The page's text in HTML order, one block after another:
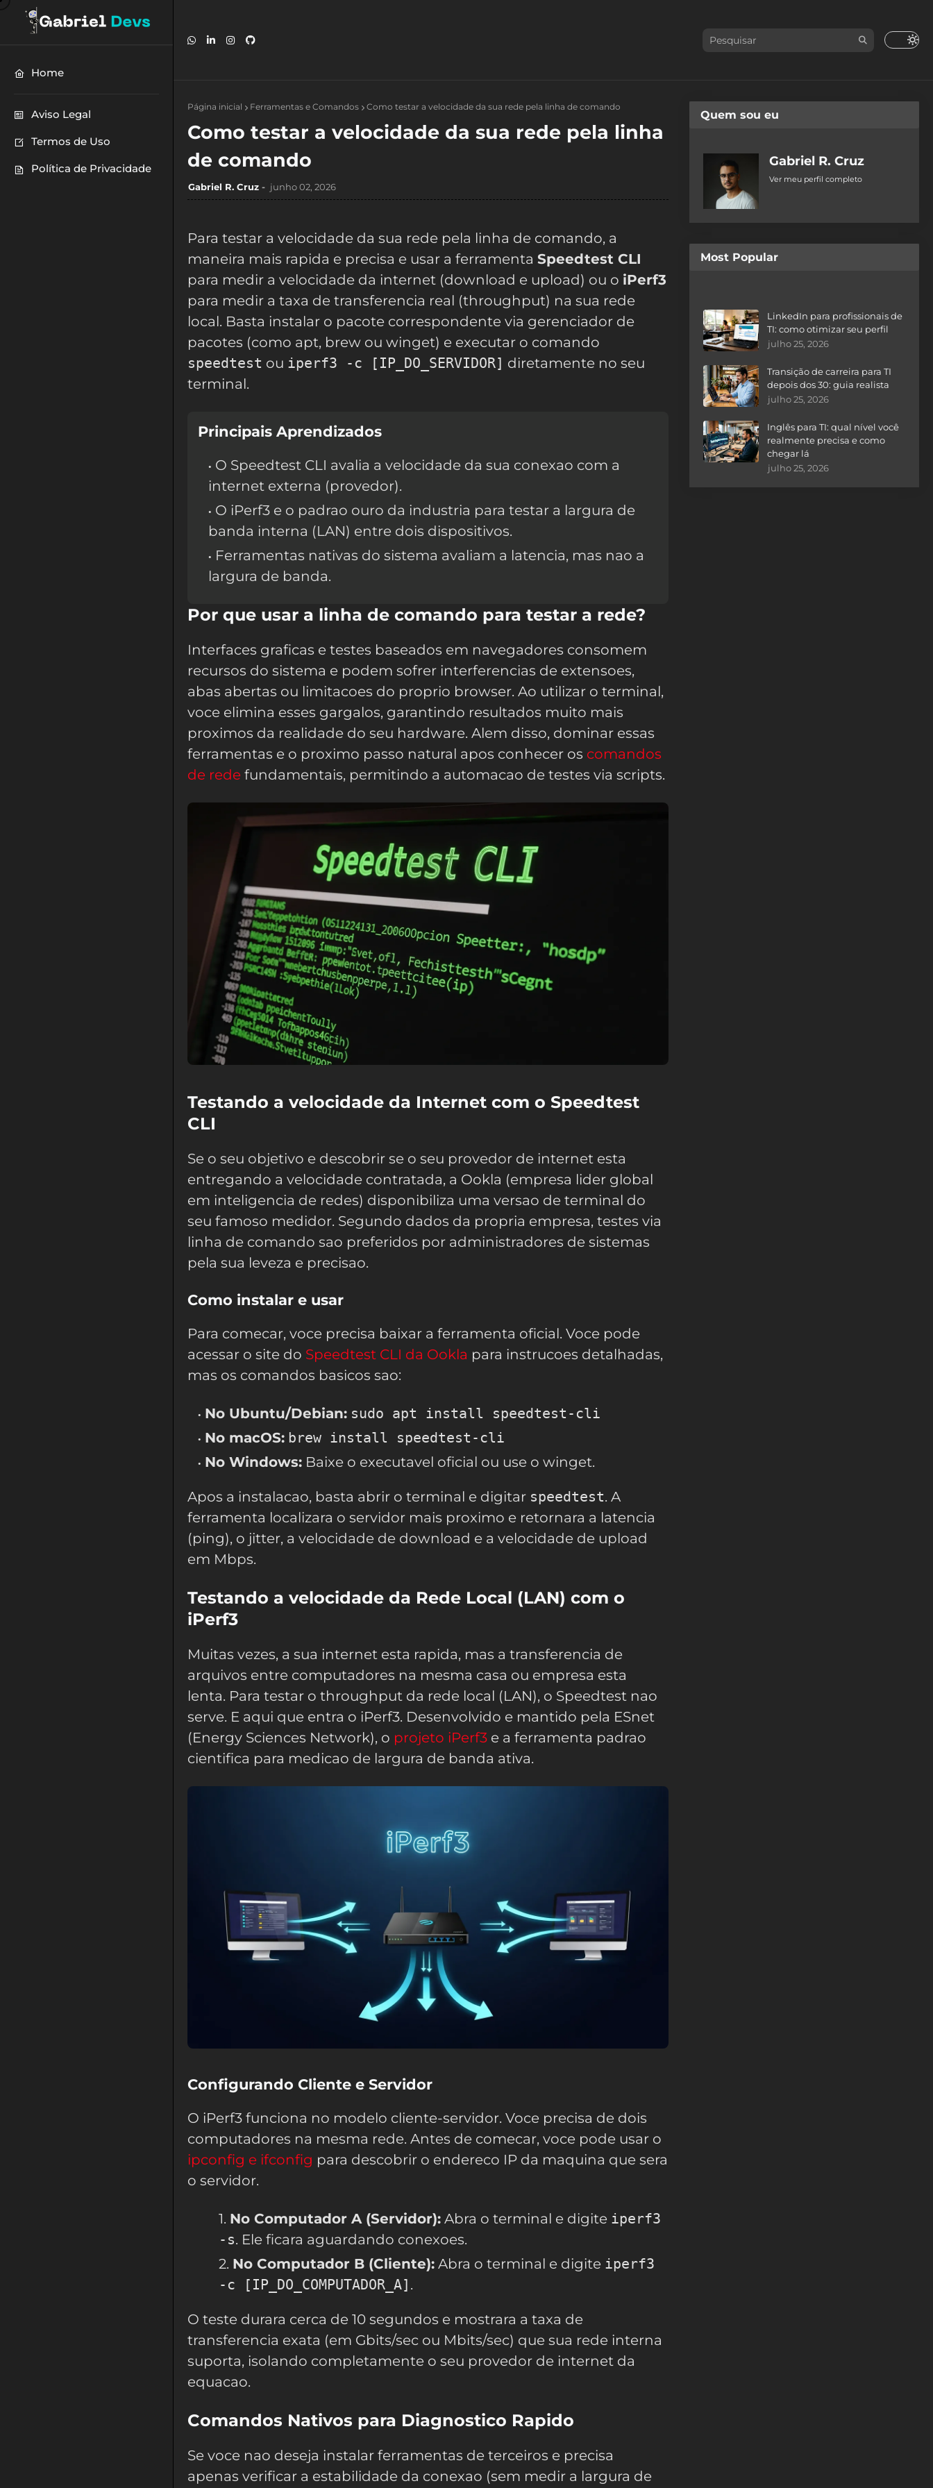
Home
Aviso Legal
Termos de Uso
Política de Privacidade
Página inicial Ferramentas e Comandos Como testar a velocidade da sua rede pela linha de comando
Como testar a velocidade da sua rede pela linha
de comando
Gabriel R. Cruz junho 02, 2026
Para testar a velocidade da sua rede pela linha de comando, a
maneira mais rapida e precisa e usar a ferramenta Speedtest CLI
para medir a velocidade da internet (download e upload) ou o iPerf3
para medir a taxa de transferencia real (throughput) na sua rede
local. Basta instalar o pacote correspondente via gerenciador de
pacotes (como apt, brew ou winget) e executar o comando
speedtest ou iperf3 -c [IP_DO_SERVIDOR] diretamente no seu
terminal.
Principais Aprendizados
O Speedtest CLI avalia a velocidade da sua conexao com a
internet externa (provedor).
O iPerf3 e o padrao ouro da industria para testar a largura de
banda interna (LAN) entre dois dispositivos.
Ferramentas nativas do sistema avaliam a latencia, mas nao a
largura de banda.
Por que usar a linha de comando para testar a rede?
Interfaces graficas e testes baseados em navegadores consomem
recursos do sistema e podem sofrer interferencias de extensoes,
abas abertas ou limitacoes do proprio browser. Ao utilizar o terminal,
voce elimina esses gargalos, garantindo resultados muito mais
proximos da realidade do seu hardware. Alem disso, dominar essas
ferramentas e o proximo passo natural apos conhecer os comandos
de rede fundamentais, permitindo a automacao de testes via scripts.
Testando a velocidade da Internet com o Speedtest
CLI
Se o seu objetivo e descobrir se o seu provedor de internet esta
entregando a velocidade contratada, a Ookla (empresa lider global
em inteligencia de redes) disponibiliza uma versao de terminal do
seu famoso medidor. Segundo dados da propria empresa, testes via
linha de comando sao preferidos por administradores de sistemas
pela sua leveza e precisao.
Como instalar e usar
Para comecar, voce precisa baixar a ferramenta oficial. Voce pode
acessar o site do Speedtest CLI da Ookla para instrucoes detalhadas,
mas os comandos basicos sao:
No Ubuntu/Debian: sudo apt install speedtest-cli
No macOS: brew install speedtest-cli
No Windows: Baixe o executavel oficial ou use o winget.
Apos a instalacao, basta abrir o terminal e digitar speedtest. A
ferramenta localizara o servidor mais proximo e retornara a latencia
(ping), o jitter, a velocidade de download e a velocidade de upload
em Mbps.
Testando a velocidade da Rede Local (LAN) com o
iPerf3
Muitas vezes, a sua internet esta rapida, mas a transferencia de
arquivos entre computadores na mesma casa ou empresa esta
lenta. Para testar o throughput da rede local (LAN), o Speedtest nao
serve. E aqui que entra o iPerf3. Desenvolvido e mantido pela ESnet
(Energy Sciences Network), o projeto iPerf3 e a ferramenta padrao
cientifica para medicao de largura de banda ativa.
Configurando Cliente e Servidor
O iPerf3 funciona no modelo cliente-servidor. Voce precisa de dois
computadores na mesma rede. Antes de comecar, voce pode usar o
ipconfig e ifconfig para descobrir o endereco IP da maquina que sera
o servidor.
No Computador A (Servidor): Abra o terminal e digite iperf3
-s. Ele ficara aguardando conexoes.
No Computador B (Cliente): Abra o terminal e digite iperf3
-c [IP_DO_COMPUTADOR_A] .
O teste durara cerca de 10 segundos e mostrara a taxa de
transferencia exata (em Gbits/sec ou Mbits/sec) que sua rede interna
suporta, isolando completamente o seu provedor de internet da
equacao.
Comandos Nativos para Diagnostico Rapido
Se voce nao deseja instalar ferramentas de terceiros e precisa
apenas verificar a estabilidade da conexao (sem medir a largura de
Quem sou eu
Gabriel R. Cruz
Ver meu perfil completo
Most Popular
LinkedIn para profissionais de
TI: como otimizar seu perfil
julho 25, 2026
Transição de carreira para TI
depois dos 30: guia realista
julho 25, 2026
Inglês para TI: qual nível você
realmente precisa e como
chegar lá
julho 25, 2026